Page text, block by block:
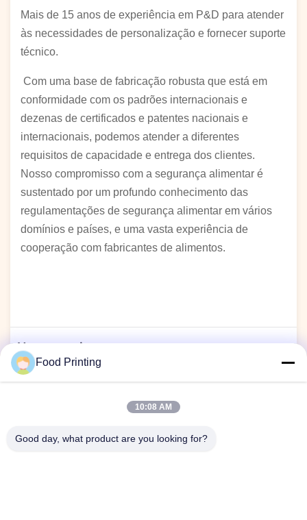
Mais de 15 anos de experiência em P&D para atender
às necessidades de personalização e fornecer suporte
técnico.
Com uma base de fabricação robusta que está em
conformidade com os padrões internacionais e
dezenas de certificados e patentes nacionais e
internacionais, podemos atender a diferentes
requisitos de capacidade e entrega dos clientes.
Nosso compromisso com a segurança alimentar é
sustentado por um profundo conhecimento das
regulamentações de segurança alimentar em vários
domínios e países, e uma vasta experiência de
cooperação com fabricantes de alimentos.
Nossa equipe
A equipe de P&D proficiente cria novos produtos de acordo
Nossa fabricação opera sob várias certificações nacionais e
Food Printing
10:08 AM
Good day, what product are you looking for?